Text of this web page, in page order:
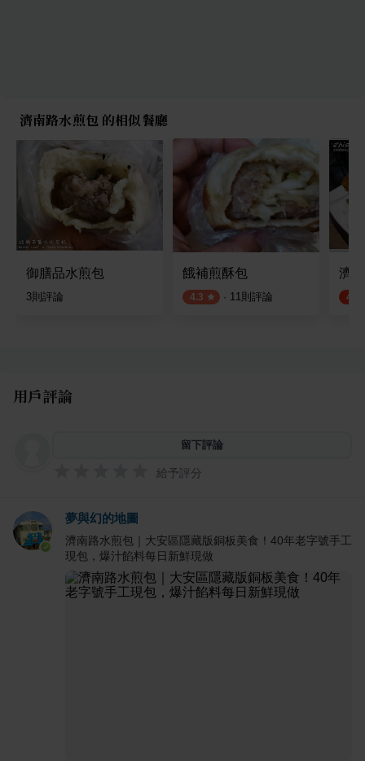
濟南路水煎包 的相似餐廳
御膳品水煎包
3則評論
餓補煎酥包
4.3 · 11則評論
濟
4.6
用戶評論
留下評論
給予評分
夢與幻的地圖
濟南路水煎包｜大安區隱藏版銅板美食！40年老字號手工
現包，爆汁餡料每日新鮮現做